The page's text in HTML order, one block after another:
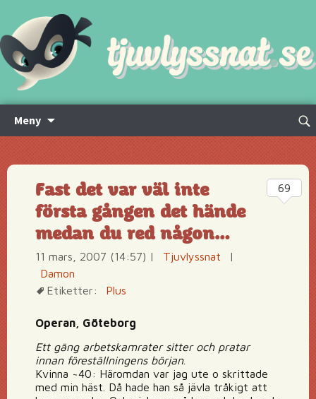
Meny
innehåll
Sök
Fast det var väl inte
första gången det hände
medan du red någon…
11 mars, 2007 (14:57) | Tjuvlyssnat
|
Damon
Etiketter:
Plus
Operan, Göteborg
Ett gäng arbetskamrater sitter och pratar
innan föreställningens början.
Kvinna ~40: Häromdan var jag ute o skrittade
med min häst. Då hade han så jävla tråkigt att
69